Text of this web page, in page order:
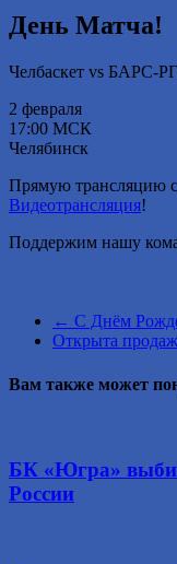
День Матча!
Челбаскет vs БАРС-
2 февраля
17:00 МСК
Челябинск
Прямую трансляцию
Видеотрансляция!
Поддержим нашу
← С Днём
Открыта
Вам также может
БК «Югра»
России